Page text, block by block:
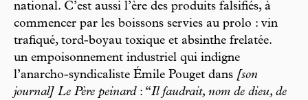
national. C’est aussi l’ère des produits falsifiés, à
commencer par les boissons servies au prolo : vin
trafiqué, tord-boyau toxique et absinthe frelatée.
un empoisonnement industriel qui indigne
l’anarcho-syndicaliste Émile Pouget dans [son
journal] Le Père peinard: “Il faudrait, nom de dieu, de